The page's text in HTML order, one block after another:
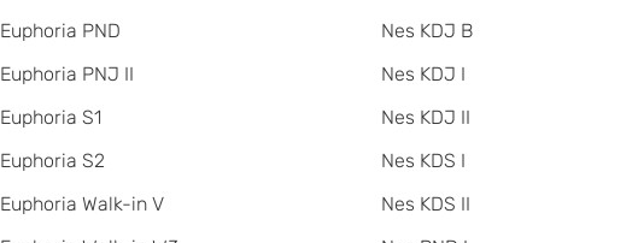
Euphoria PND
Euphoria PNJ II
Euphoria S1
Euphoria S2
Euphoria Walk-in V
Nes KDJ B
Nes KDJ I
Nes KDJ II
Nes KDS I
Nes KDS II